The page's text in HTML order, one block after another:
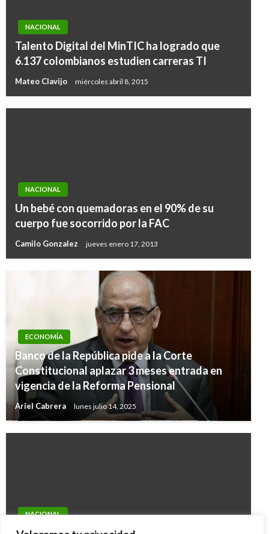
NACIONAL
Talento Digital del MinTIC ha logrado que
6.137 colombianos estudien carreras TI
Mateo Clavijo miércoles abril 8, 2015
NACIONAL
Un bebé con quemadoras en el 90% de su
cuerpo fue socorrido por la FAC
Camilo Gonzalez jueves enero 17, 2013
ECONOMÍA
Banco de la República pide a la Corte
Constitucional aplazar 3 meses entrada en
vigencia de la Reforma Pensional
Ariel Cabrera lunes julio 14, 2025
NACIONAL